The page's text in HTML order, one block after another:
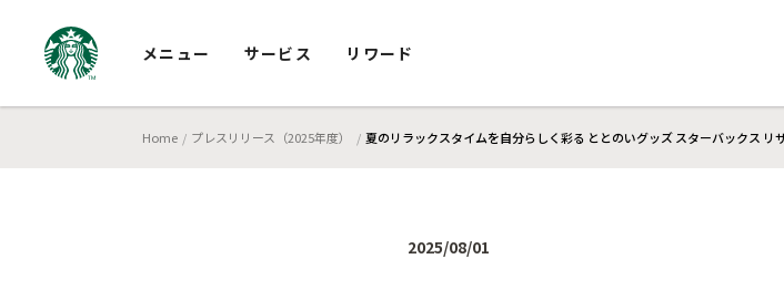
メニュー サービス リワード
Home プレスリリース（2025年度） 夏のリラックスタイムを自分らしく彩る ととのいグッズ スターバックス リ
2025/08/01